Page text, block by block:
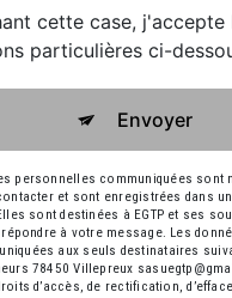
cette case, j'accepte
particulières ci-
Envoyer
personnelles communiquées sont
et sont enregistrées dans
sont destinées à EGTP et ses
répondre à votre message. Les
aux seuls destinataires
78450 Villepreux
d’accès, de rectification,